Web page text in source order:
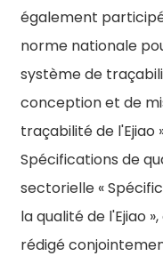
également
norme nationale
système de
conception et de
traçabilité de l'Ejiao
Spécifications de
sectorielle «
la qualité de l'Ejiao
rédigé